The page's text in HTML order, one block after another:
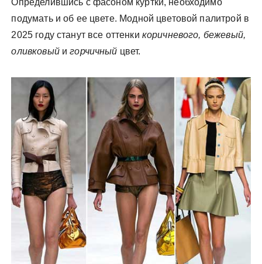
Определившись с фасоном куртки, необходимо
подумать и об ее цвете. Модной цветовой палитрой в
2025 году станут все оттенки коричневого, бежевый,
оливковыйигорчичный цвет.